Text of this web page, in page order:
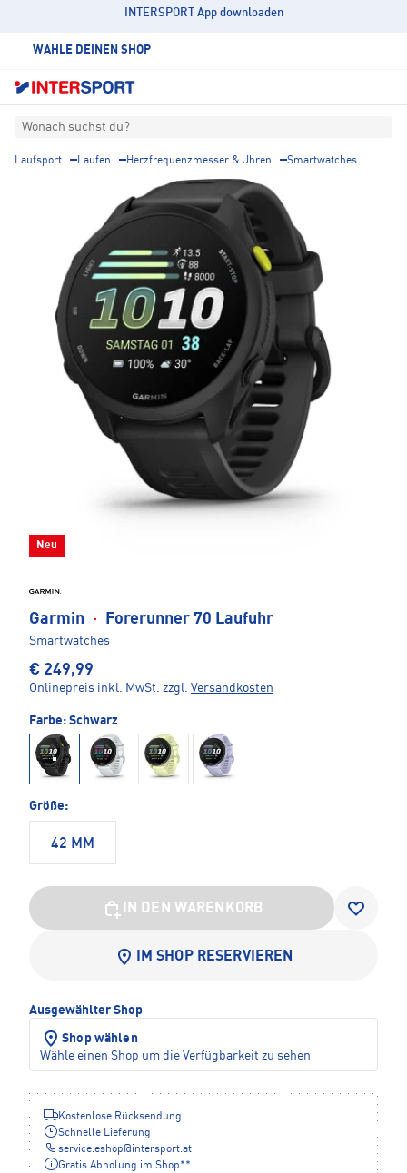
INTERSPORT App downloaden
WÄHLE DEINEN SHOP
Wonach suchst du?
Laufsport Laufen Herzfrequenzmesser & Uhren Smartwatches
Neu
Garmin · Forerunner 70 Laufuhr
Smartwatches
€ 249,99
Onlinepreis inkl. MwSt. zzgl. Versandkosten
Farbe: Schwarz
Größe:
42 MM
IN DEN WARENKORB
IM SHOP RESERVIEREN
Ausgewählter Shop
Shop wählen
Wähle einen Shop um die Verfügbarkeit zu sehen
Kostenlose Rücksendung
Schnelle Lieferung
service.eshop@intersport.at
Gratis Abholung im Shop**